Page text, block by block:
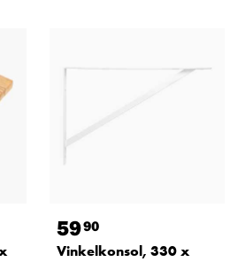
5990
Vinkelkonsol, 330 x